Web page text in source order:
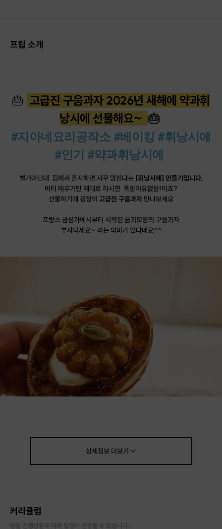
프립 소개
🎂 고급진 구움과자 2026년 새해에 약과휘
낭시에 선물해요~ 🎂
#지아네요리공작소 #베이킹 #휘낭시에
#인기 #약과휘낭시에
별거아닌대 집에서 혼자하면 자꾸 망친다는 [휘낭시에] 만들기입니다.
버터 태우기만 제대로 하시면 폭망이유없음!이죠?
선물하기에 굉장히 고급진 구음과자 만나보세요
프랑스 금융가에서부터 시작된 금괴모양의 구움과자
부자되세요~ 라는 의미가 있다네요^^
2026년 새해 좋은 자리에 구움과자 선
상세정보더보기
커리큘럼
당일 진행상황에 따라 일정이 변동될 수 있습니다.